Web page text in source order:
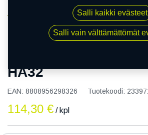
165/60R15 77H
HA32
EAN: 8808956298326 Tuotekoodi:
114,30 € / kpl
Salli kaikki evästeet
Salli vain välttämättömät